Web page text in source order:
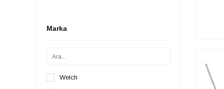
Kadın Çelik Bileklik
Marka
Welch